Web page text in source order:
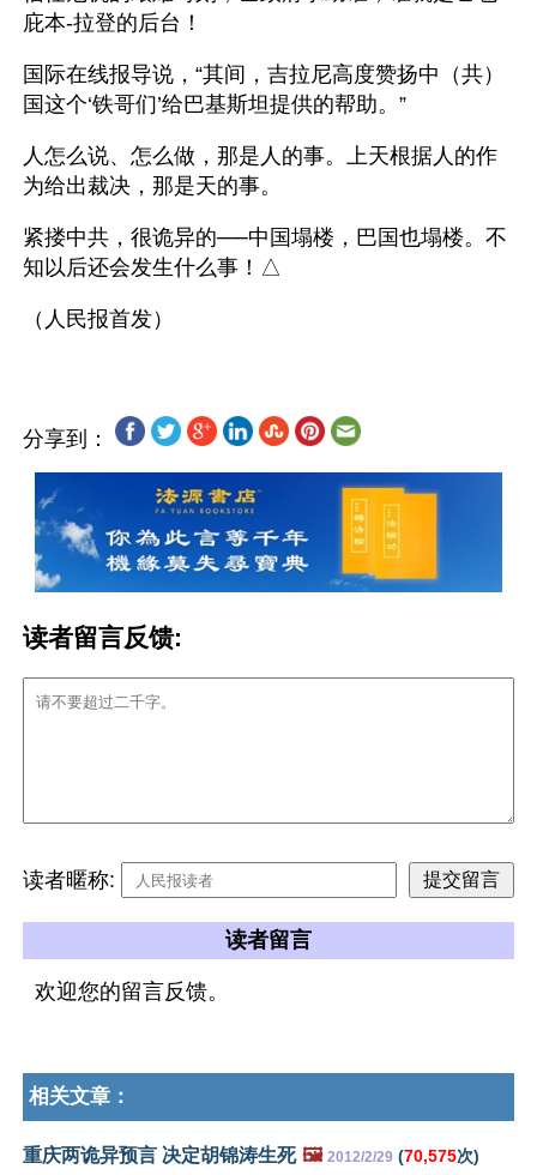
庇本-拉登的后台！
国际在线报导说，“其间，吉拉尼高度赞扬中（共）
国这个‘铁哥们’给巴基斯坦提供的帮助。”
人怎么说、怎么做，那是人的事。上天根据人的作
为给出裁决，那是天的事。
紧搂中共，很诡异的──中国塌楼，巴国也塌楼。不
知以后还会发生什么事！△
分享到：
读者留言反馈:
读者暱称:
读者留言
欢迎您的留言反馈。
相关文章：
重庆两诡异预言 决定胡锦涛生死 🖼️ 2012/2/29 (70,575次)